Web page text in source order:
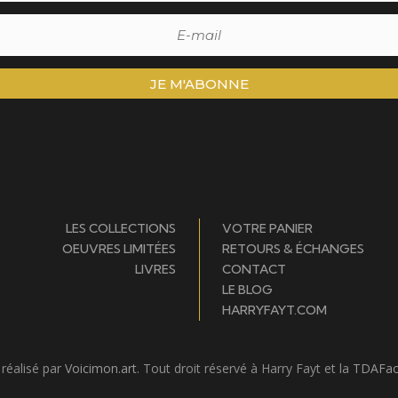
JE M'ABONNE
LES COLLECTIONS
OEUVRES LIMITÉES
LIVRES
VOTRE PANIER
RETOURS & ÉCHANGES
CONTACT
LE BLOG
HARRYFAYT.COM
par Voicimon.art. Tout droit réservé à Harry Fayt et la